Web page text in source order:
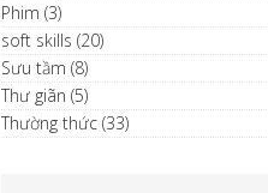
Phim (3)
soft skills (20)
Sưu tầm (8)
Thư giãn (5)
Thường thức (33)